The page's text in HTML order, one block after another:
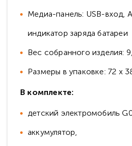
Медиа-панель: USB-вход,
индикатор заряда батареи
Вес собранного изделия:
Размеры в упаковке: 72 x
В комплекте:
детский электромобиль
аккумулятор,